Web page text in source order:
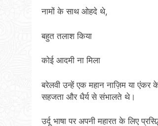
नामों के साथ ओहदे थे,
बहुत तलाश किया
कोई आदमी ना मिला
बरेलवी उन्हें एक महान नाज़िम या
सहजता और धैर्य से संभालते थे।
उर्दू भाषा पर अपनी महारत के लिए